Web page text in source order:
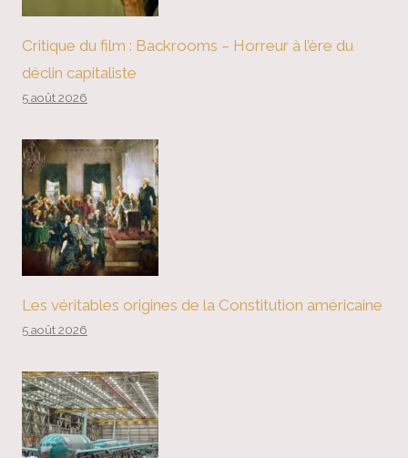
Critique du film : Backrooms – Horreur à l’ère du
déclin capitaliste
5 août 2026
Les véritables origines de la Constitution américaine
5 août 2026